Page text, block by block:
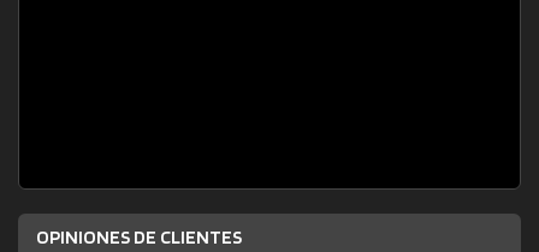
OPINIONES DE CLIENTES